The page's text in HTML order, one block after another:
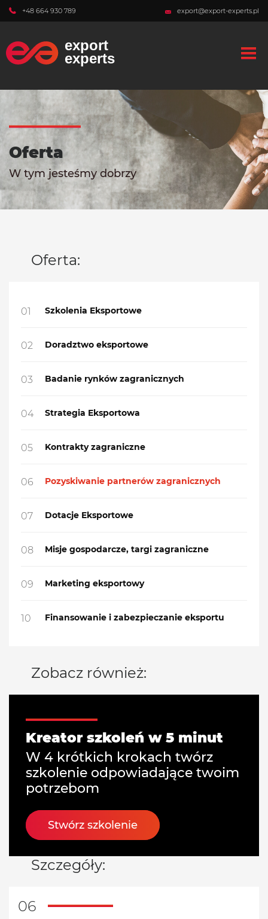
Oferta
W tym jesteśmy dobrzy
Oferta:
01 Szkolenia Eksportowe
02 Doradztwo eksportowe
03 Badanie rynków zagranicznych
04 Strategia Eksportowa
05 Kontrakty zagraniczne
06 Pozyskiwanie partnerów zagranicznych
07 Dotacje Eksportowe
08 Misje gospodarcze, targi zagraniczne
09 Marketing eksportowy
10 Finansowanie i zabezpieczanie eksportu
Zobacz również:
Kreator szkoleń w 5 minut
W 4 krótkich krokach twórz
szkolenie odpowiadające twoim
potrzebom
Stwórz szkolenie
Szczegóły:
06
+48 664 930 789 export@export-experts.pl